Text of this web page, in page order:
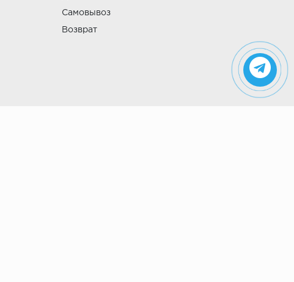
Самовывоз
Возврат